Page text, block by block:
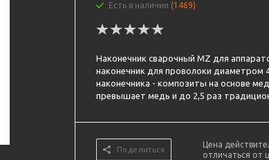
Есть в наличии(1469)
Наконечник сварочный MZ для
наконечник для проволоки диаметром
наконечника - композиты на основе
превышает медь и до 2,5 раз
Поделиться
Цена
отличаться от